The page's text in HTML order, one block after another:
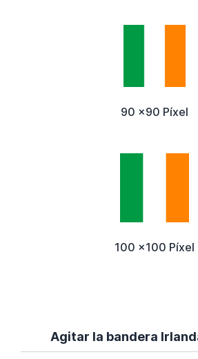
90 x90 Píxel
100 x100 Píxel
Agitar la bandera